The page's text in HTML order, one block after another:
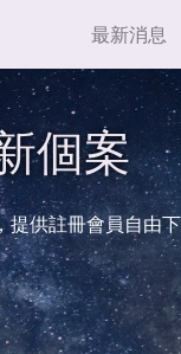
最新消息
個案
供註冊會員自由